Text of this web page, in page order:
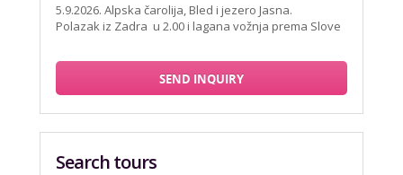
5.9.2026. Alpska čarolija, Bled i jezero Jasna.
Polazak iz Zadra u 2.00 i lagana vožnja prema Slove
SEND INQUIRY
Search tours